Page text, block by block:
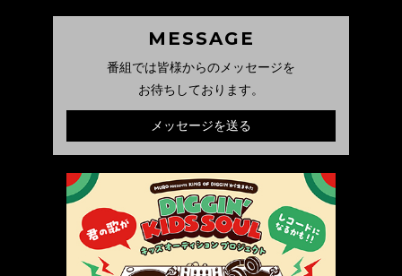
MESSAGE
番組では皆様からのメッセージを
お待ちしております。
メッセージを送る